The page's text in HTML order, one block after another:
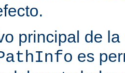
principal de la
es